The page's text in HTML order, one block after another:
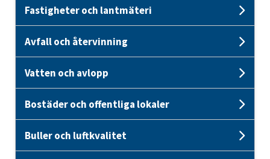
Fastigheter och lantmäteri
Avfall och återvinning
Vatten och avlopp
Bostäder och offentliga lokaler
Buller och luftkvalitet